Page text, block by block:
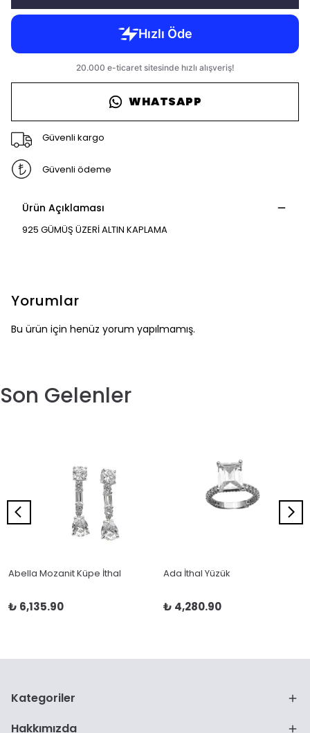
WHATSAPP
Güvenli kargo
Güvenli ödeme
Ürün Açıklaması
925 GÜMÜŞ ÜZERİ ALTIN KAPLAMA
Yorumlar
Bu ürün için henüz yorum yapılmamış.
Son Gelenler
Abella Mozanit Küpe İthal
₺ 6,135.90
Ada İthal Yüzük
₺ 4,280.90
Kategoriler
Hakkımızda